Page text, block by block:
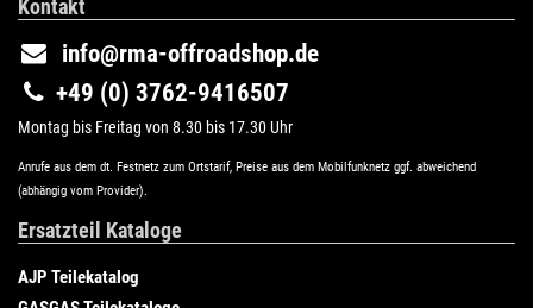
Kontakt
info@rma-offroadshop.de
+49 (0) 3762-9416507
Montag bis Freitag von 8.30 bis 17.30 Uhr
Anrufe aus dem dt. Festnetz zum Ortstarif, Preise aus dem Mobilfunknetz ggf. abweichend
(abhängig vom Provider).
Ersatzteil Kataloge
AJP Teilekatalog